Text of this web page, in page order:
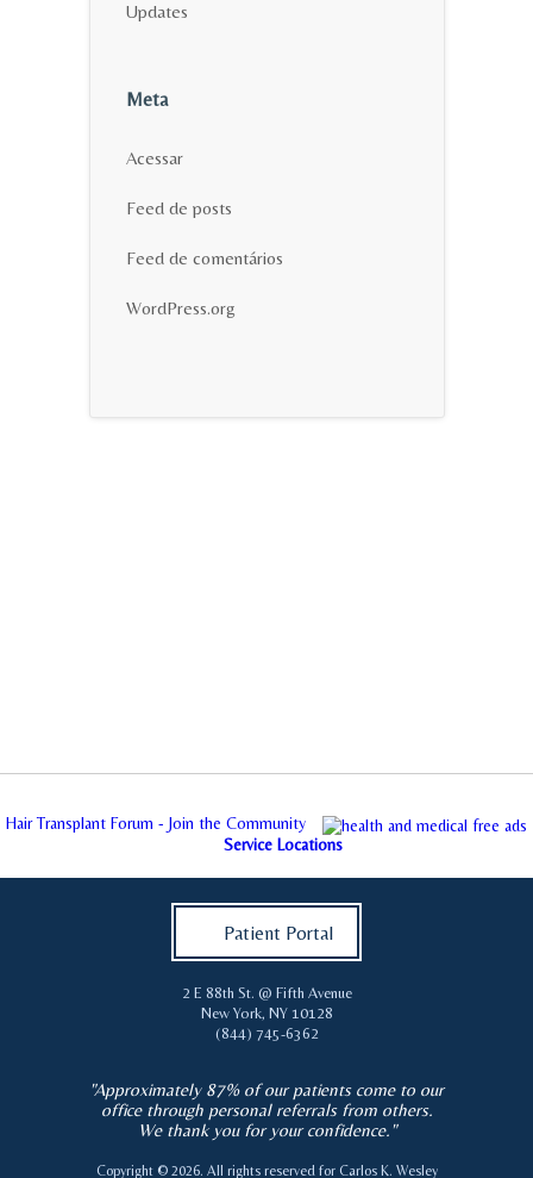
Updates
Meta
Acessar
Feed de posts
Feed de comentários
WordPress.org
Hair Transplant Forum - Join the Community
Service Locations
Patient Portal
2 E 88th St. @ Fifth Avenue
New York, NY 10128
(844) 745-6362
"Approximately 87% of our patients come to our
office through personal referrals from others.
We thank you for your confidence."
Copyright © 2026. All rights reserved for Carlos K. Wesley